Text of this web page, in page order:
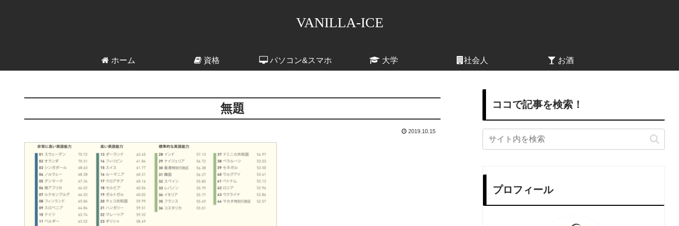
VANILLA-ICE
ホーム 資格 パソコン&スマホ 大学 社会人 お酒
無題
2019.10.15
ココで記事を検索！
プロフィール